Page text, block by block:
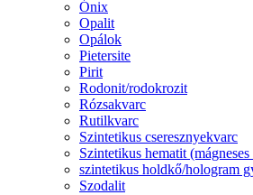
Ónix
Opalit
Opálok
Pietersite
Pirit
Rodonit/rodokrozit
Rózsakvarc
Rutilkvarc
Szintetikus cseresznyekvarc
Szintetikus hematit (mágneses
szintetikus holdkő/hologram
Szodalit